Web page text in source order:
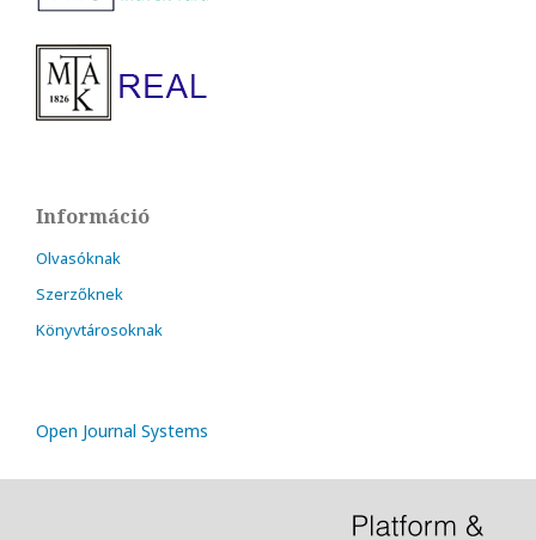
Információ
Olvasóknak
Szerzőknek
Könyvtárosoknak
Open Journal Systems